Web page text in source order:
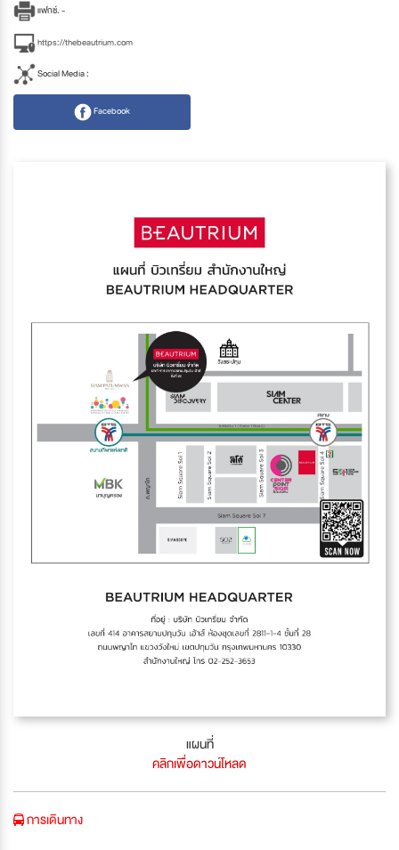
แฟกซ์. -
https://thebeautrium.com
Social Media :
Facebook
แผนที่
คลิกเพื่อดาวน์โหลด
การเดินทาง